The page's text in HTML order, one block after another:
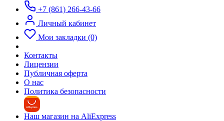
+7 (861) 266-43-66
Личный кабинет
Мои закладки (0)
Контакты
Лицензии
Публичная оферта
О нас
Политика безопасности
Наш магазин на AliExpress